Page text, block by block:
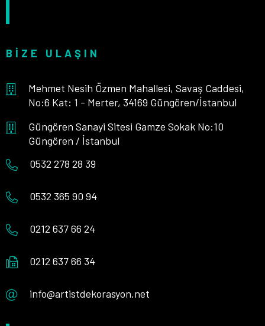
BIZE ULAŞIN
Mehmet Nesih Özmen Mahallesi, Savaş Caddesi,
No:6 Kat: 1 - Merter, 34169 Güngören/İstanbul
Güngören Sanayi Sitesi Gamze Sokak No:10
Güngören / İstanbul
0532 278 28 39
0532 365 90 94
0212 637 66 24
0212 637 66 34
info@artistdekorasyon.net